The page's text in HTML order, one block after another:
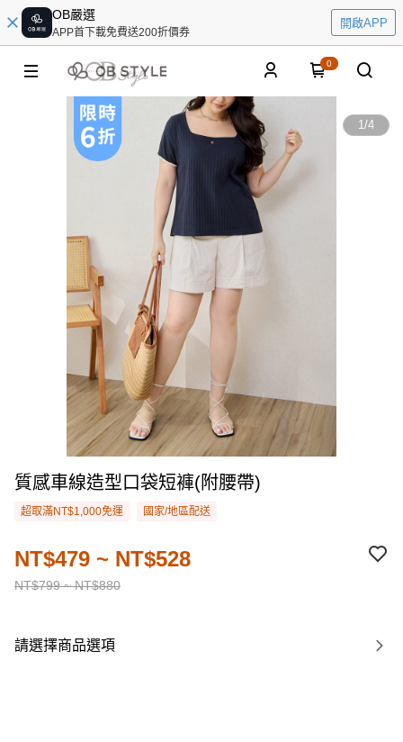
OB嚴選
APP首下載免費送200折價券
開啟APP
0
1/4
質感車線造型口袋短褲(附腰帶)
超取滿NT$1,000免運 國家/地區配送
NT$799 ~ NT$880
NT$479 ~ NT$528
請選擇商品選項